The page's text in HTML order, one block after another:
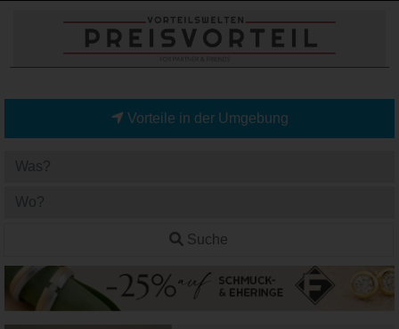
Vorteile in der Umgebung
Suche